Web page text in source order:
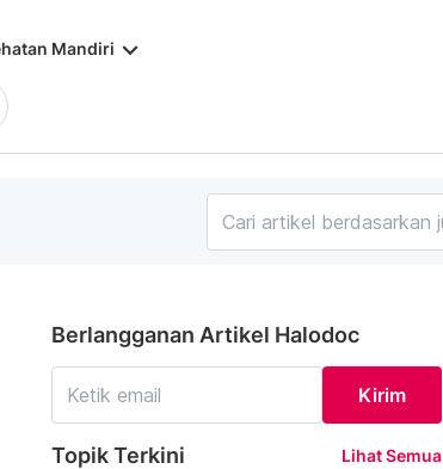
Mandiri keyboard_arrow_down
Berlangganan Artikel Halodoc
Kirim
Topik Terkini Lihat Semua